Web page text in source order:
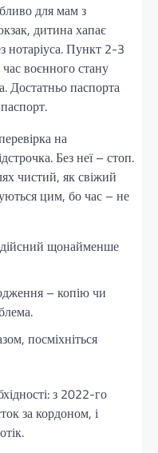
для мам з
дитина хапає
нотаріуса. Пункт 2-3
воєнного стану
Достатньо паспорта
на
Без неї – стоп.
чистий, як свіжий
цим, бо час – не
щонайменше
– копію чи
посміхніться
з 2022-го
за кордоном, і